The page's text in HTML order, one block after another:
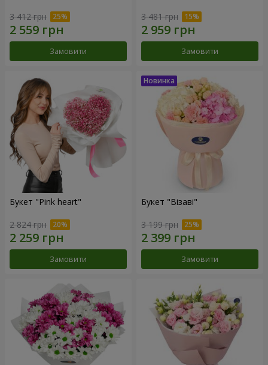
3 412 грн
Замовити
3 481 грн
Замовити
Букет "Pink heart"
2 824 грн
Замовити
Букет "Візаві"
3 199 грн
Замовити